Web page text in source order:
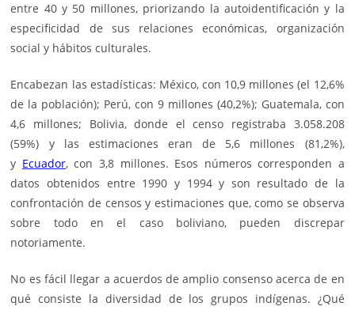
entre 40 y 50 millones, priorizando la autoidentificación y la
especificidad de sus relaciones económicas, organización
social y hábitos culturales.
Encabezan las estadísticas: México, con 10,9 millones (el 12,6%
de la población); Perú, con 9 millones (40,2%); Guatemala, con
4,6 millones; Bolivia, donde el censo registraba 3.058.208
(59%) y las estimaciones eran de 5,6 millones (81,2%),
y Ecuador, con 3,8 millones. Esos números corresponden a
datos obtenidos entre 1990 y 1994 y son resultado de la
confrontación de censos y estimaciones que, como se observa
sobre todo en el caso boliviano, pueden discrepar
notoriamente.
No es fácil llegar a acuerdos de amplio consenso acerca de en
qué consiste la diversidad de los grupos indígenas. ¿Qué